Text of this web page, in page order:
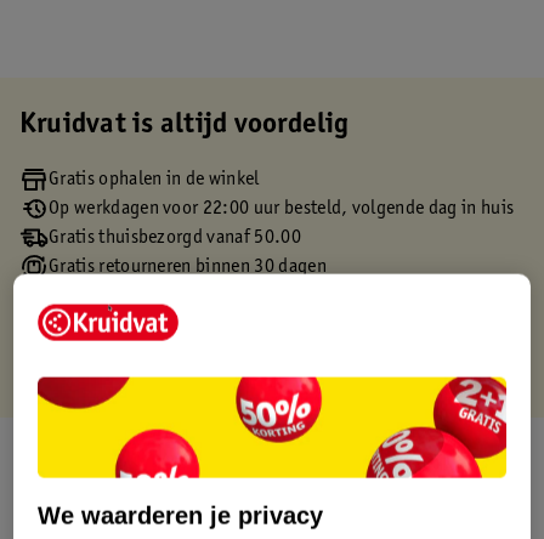
Kruidvat is altijd voordelig
Gratis ophalen in de winkel
Op werkdagen voor 22:00 uur besteld, volgende dag in huis
Gratis thuisbezorgd vanaf 50.00
Gratis retourneren binnen 30 dagen
Over dit product
Productinformatie
We waarderen je privacy